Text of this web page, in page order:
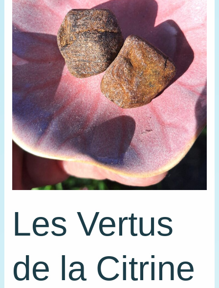
Les Vertus
de la Citrine